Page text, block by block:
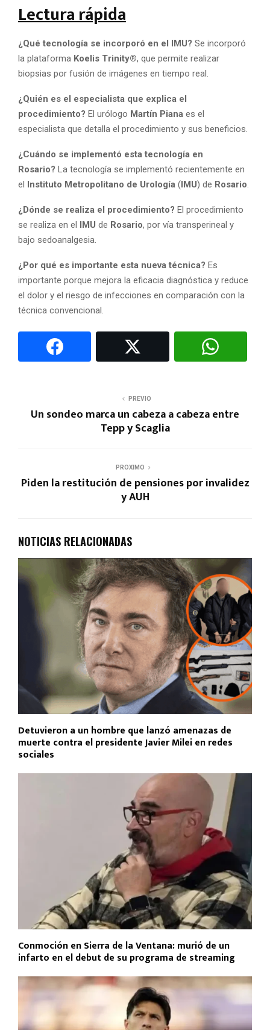
Lectura rápida
¿Qué tecnología se incorporó en el IMU? Se incorporó
la plataforma Koelis Trinity®, que permite realizar
biopsias por fusión de imágenes en tiempo real.
¿Quién es el especialista que explica el
procedimiento? El urólogo Martín Piana es el
especialista que detalla el procedimiento y sus beneficios.
¿Cuándo se implementó esta tecnología en
Rosario? La tecnología se implementó recientemente en
el
Instituto Metropolitano de Urología ( IMU) de Rosario.
¿Dónde se realiza el procedimiento? El procedimiento
se realiza en el
IMU de Rosario, por vía transperineal y
bajo sedoanalgesia.
¿Por qué es importante esta nueva técnica? Es
importante porque mejora la eficacia diagnóstica y reduce
el dolor y el riesgo de infecciones en comparación con la
técnica convencional.
PREVIO
Un sondeo marca un cabeza a cabeza entre
Tepp y Scaglia
PROXIMO
Piden la restitución de pensiones por invalidez
y AUH
NOTICIAS RELACIONADAS
Detuvieron a un hombre que lanzó amenazas de
muerte contra el presidente Javier Milei en redes
sociales
Conmoción en Sierra de la Ventana: murió de un
infarto en el debut de su programa de streaming